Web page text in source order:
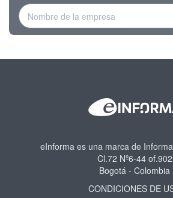
eInforma es una marca de
Cl.72 Nº6-44 of.902
Bogotá - Colombia
CONDICIONES DE